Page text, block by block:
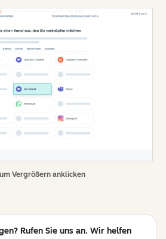
Vergrößern anklicken
Rufen Sie uns an. Wir helfen